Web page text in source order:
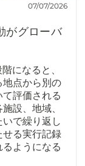
07/07/2026
がグローバ
になると、
点から別の
評価される
設、地域、
で繰り返し
る実行記録
ようになる